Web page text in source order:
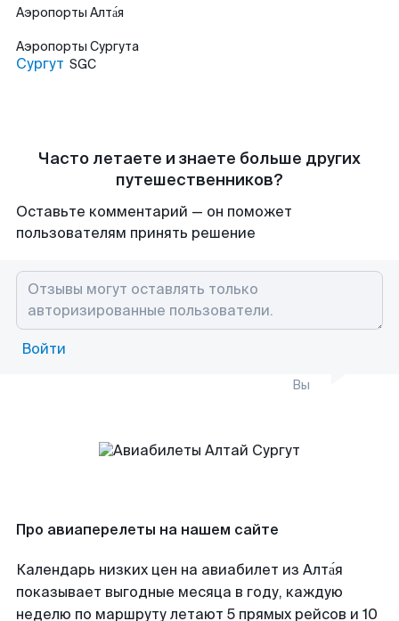
Аэропорты Алта́я
Аэропорты Сургута
Сургут SGC
Часто летаете и знаете больше других
путешественников?
Оставьте комментарий — он поможет
пользователям принять решение
Войти
Вы
Про авиаперелеты на нашем сайте
Календарь низких цен на авиабилет из Алта́я
показывает выгодные месяца в году, каждую
неделю по маршруту летают 5 прямых рейсов и 10